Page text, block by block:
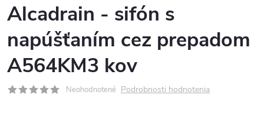
Alcadrain - sifón s
napúšťaním cez prepadom
A564KM3 kov
Neohodnotené Podrobnosti hodnotenia